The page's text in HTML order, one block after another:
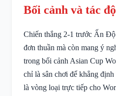
Bối cảnh và tác
Chiến thắng 2-1 trước Ấn
đơn thuần mà còn mang ý
trong bối cảnh Asian Cup
chỉ là sân chơi để khẳng
là vòng loại trực tiếp cho